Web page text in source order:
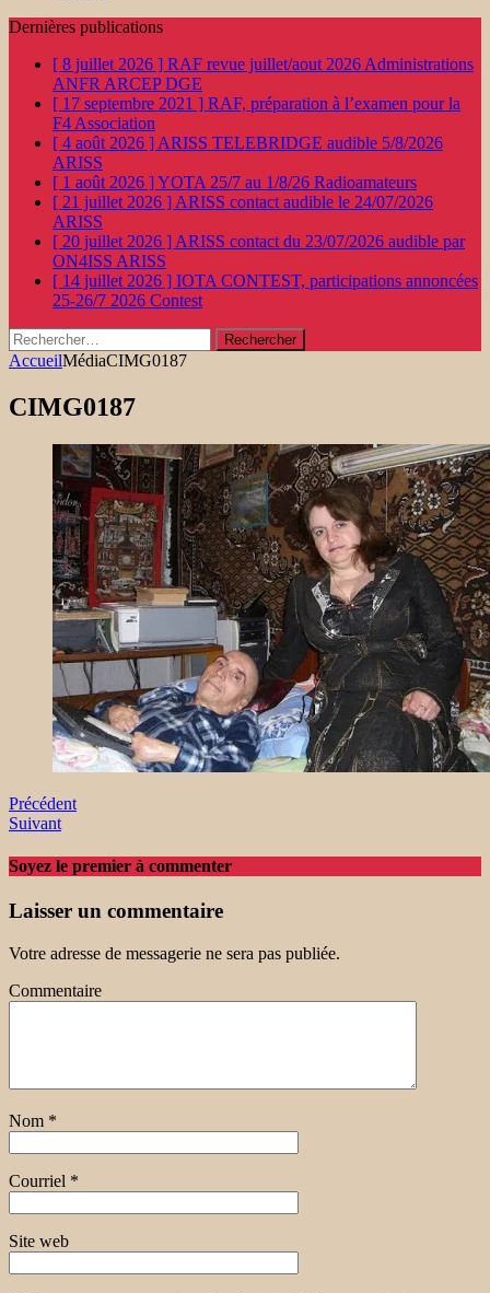
Dernières publications
[ 8 juillet 2026 ] RAF revue juillet/aout 2026 Administrations
ANFR ARCEP DGE
[ 17 septembre 2021 ] RAF, préparation à l’examen pour la
F4 Association
[ 4 août 2026 ] ARISS TELEBRIDGE audible 5/8/2026
ARISS
[ 1 août 2026 ]YOTA 25/7 au 1/8/26 Radioamateurs
[ 21 juillet 2026 ] ARISS contact audible le 24/07/2026
ARISS
[ 20 juillet 2026 ] ARISS contact du 23/07/2026 audible par
ON4ISS ARISS
[ 14 juillet 2026 ] IOTA CONTEST, participations annoncées
25-26/7 2026 Contest
Rechercher :
AccueilMédiaCIMG0187
CIMG0187
Précédent
Suivant
Soyez le premier à commenter
Laisser un commentaire
Votre adresse de messagerie ne sera pas publiée.
Commentaire
Nom *
Courriel *
Site web